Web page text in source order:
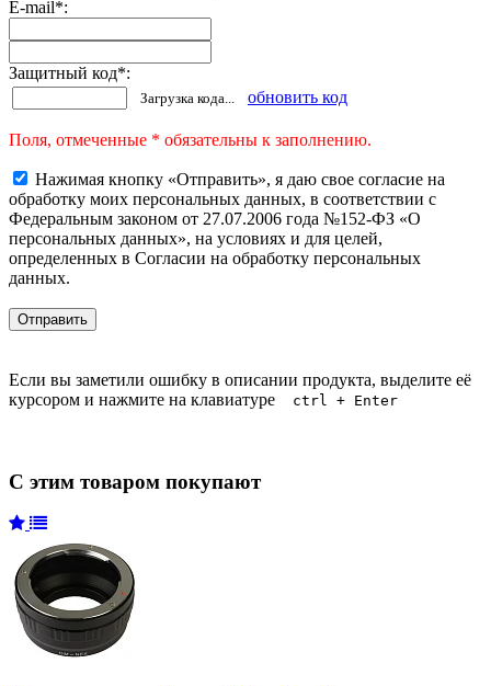
E-mail*:
Защитный код*:
Загрузка кода... обновить код
Поля, отмеченные * обязательны к заполнению.
Нажимая кнопку «Отправить», я даю свое согласие на
обработку моих персональных данных, в соответствии с
Федеральным законом от 27.07.2006 года №152-ФЗ «О
персональных данных», на условиях и для целей,
определенных в Согласии на обработку персональных
данных.
Если вы заметили ошибку в описании продукта, выделите её
курсором и нажмите на клавиатуре
ctrl + Enter
С этим товаром покупают